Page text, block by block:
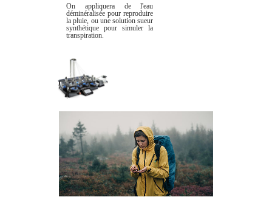
On appliquera de l'eau
déminéralisée pour reproduire
la pluie, ou une solution sueur
synthétique pour simuler la
transpiration.